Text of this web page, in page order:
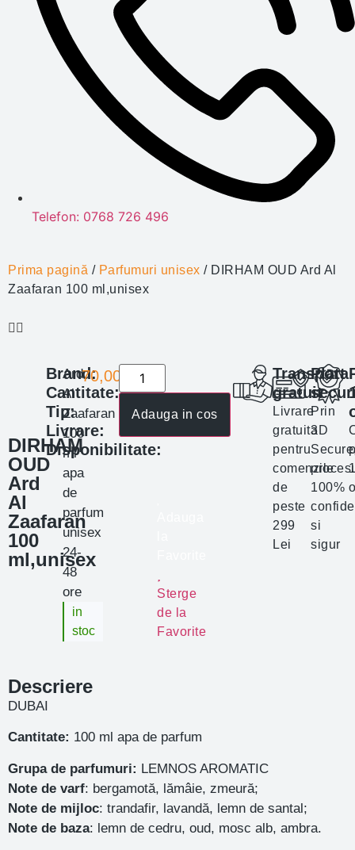
Telefon: 0768 726 496
Prima pagină / Parfumuri unisex / DIRHAM OUD Ard Al
Zaafaran 100 ml,unisex
DIRHAM
OUD
Ard
Al
Zaafaran
100
ml,unisex
Brand:
Cantitate:
Tip:
Livrare:
Disponibilitate:
Ard
Al
Zaafaran
100
ml
apa
de
parfum
unisex
24-
48
ore
in
stoc
70,00 lei
Adauga in cos
Sterge
de la
Favorite
Transport
gratuit
Livrare
gratuita
pentru
comenzile
de
peste
299
Lei
Plata
Prin
3D
100%
si
sigur
Descriere
DUBAI
Cantitate: 100 ml apa de parfum
Grupa de parfumuri: LEMNOS AROMATIC
Note de varf: bergamotă, lămâie, zmeură;
Note de mijloc: trandafir, lavandă, lemn de santal;
Note de baza: lemn de cedru, oud, mosc alb, ambra.